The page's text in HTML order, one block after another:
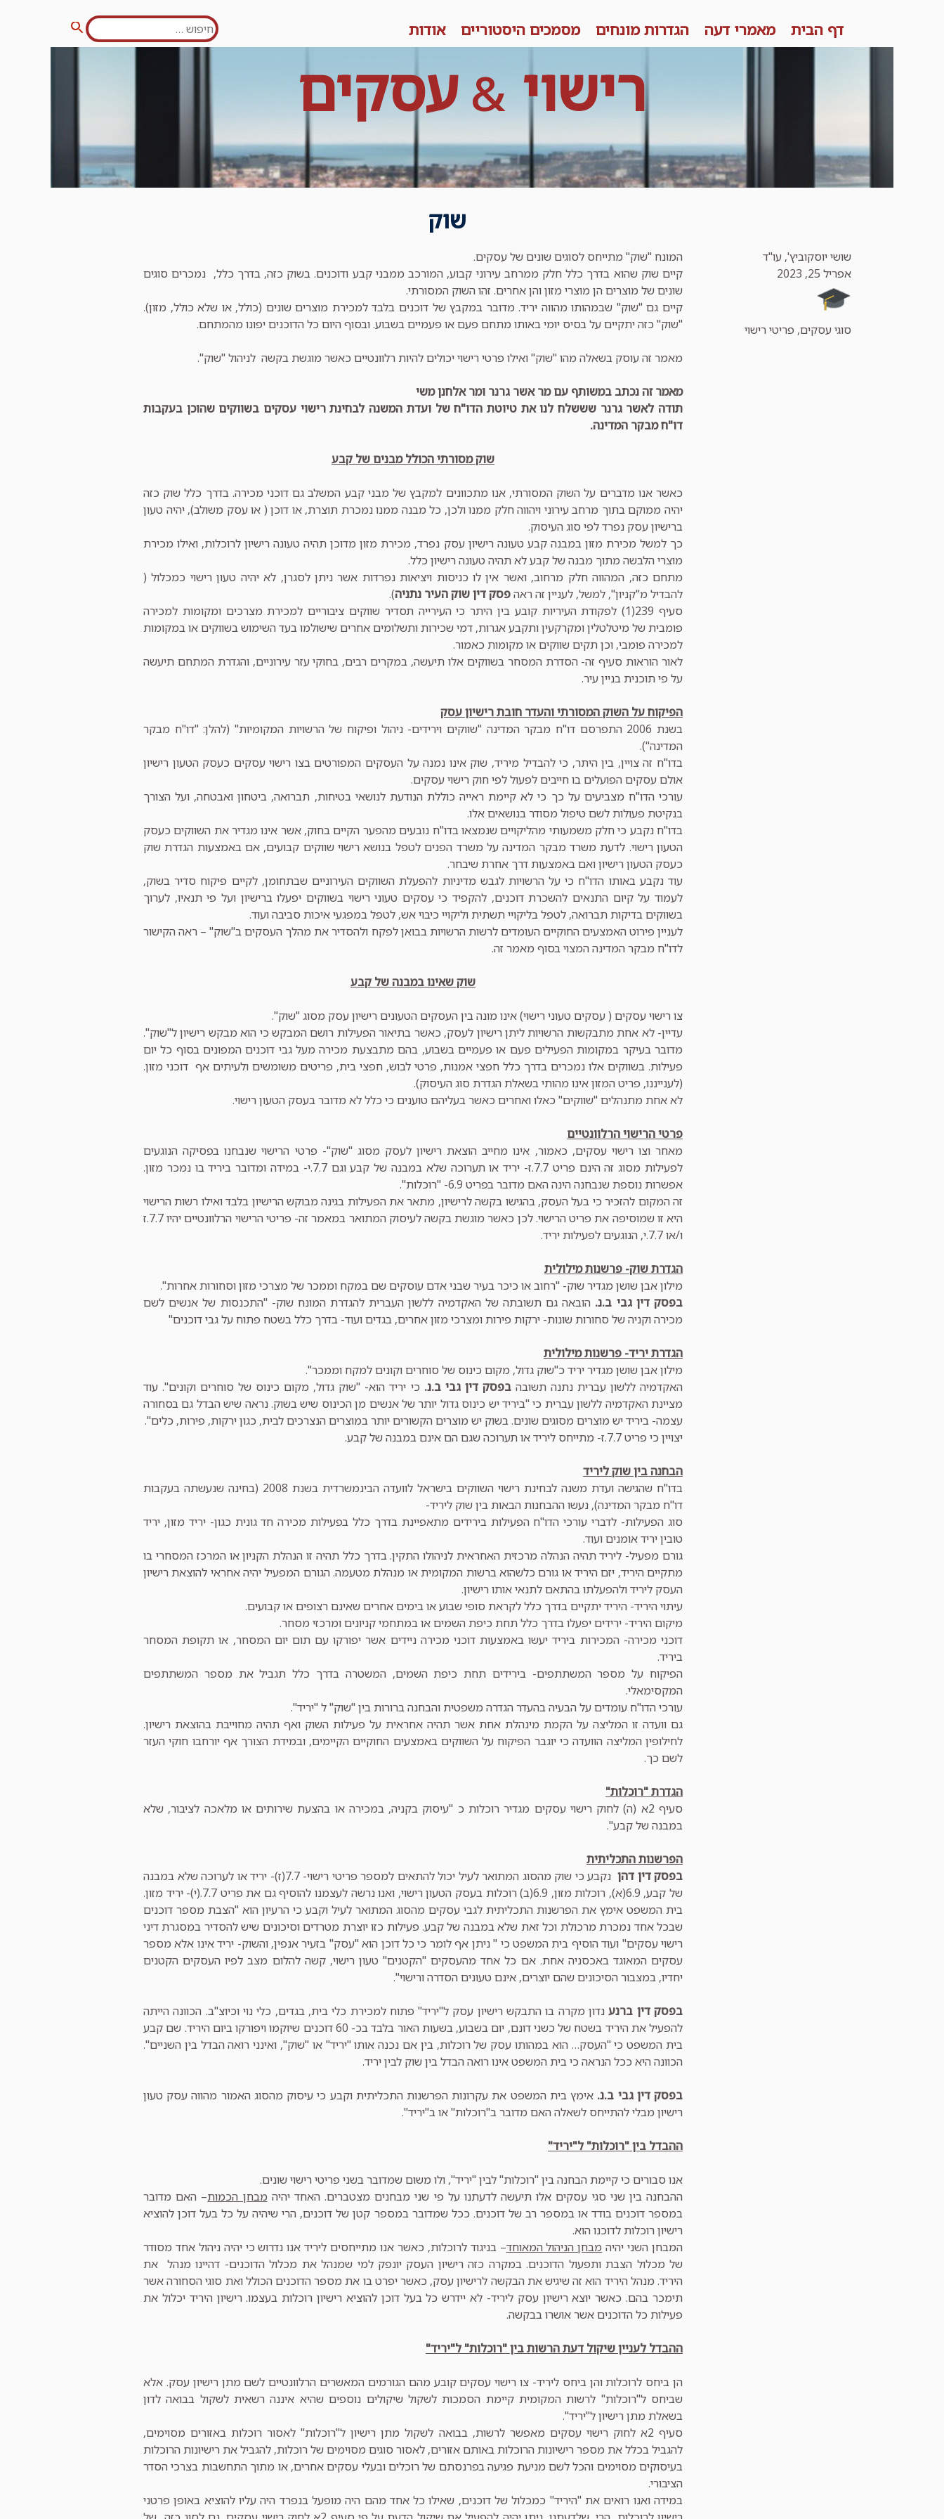
חפש:
חיפוש דף הבית מאמרי דעה הגדרות מונחים מסמכים היסטוריים אודות
רישוי&עסקים
שוק
שושי יוסקוביץ', עו"ד
אפריל 25, 2023
קטגוריות
סוגי עסקים, פריטי רישוי
המונח "שוק" מתייחס לסוגים שונים של עסקים.
קיים שוק שהוא בדרך כלל חלק ממרחב עירוני קבוע, המורכב ממבני קבע ודוכנים. בשוק כזה, בדרך כלל, נמכרים סוגים
שונים של מוצרים הן מוצרי מזון והן אחרים. זהו השוק המסורתי.
קיים גם "שוק" שבמהותו מהווה יריד. מדובר במקבץ של דוכנים בלבד למכירת מוצרים שונים (כולל, או שלא כולל, מזון).
"שוק" כזה יתקיים על בסיס יומי באותו מתחם פעם או פעמיים בשבוע. ובסוף היום כל הדוכנים יפונו מהמתחם.
מאמר זה עוסק בשאלה מהו "שוק" ואילו פרטי רישוי יכולים להיות רלוונטיים כאשר מוגשת בקשה לניהול "שוק".
מאמר זה נכתב במשותף עם מר אשר גרנר ומר אלחנן משי
תודה לאשר גרנר שששלח לנו את טיוטת הדו"ח של ועדת המשנה לבחינת רישוי עסקים בשווקים שהוכן בעקבות
דו"ח מבקר המדינה.
שוק מסורתי הכולל מבנים של קבע
כאשר אנו מדברים על השוק המסורתי, אנו מתכוונים למקבץ של מבני קבע המשלב גם דוכני מכירה. בדרך כלל שוק כזה
יהיה ממוקם בתוך מרחב עירוני ויהווה חלק ממנו ולכן, כל מבנה ממנו נמכרת תוצרת, או דוכן ( או עסק משולב), יהיה טעון
ברישיון עסק נפרד לפי סוג העיסוק.
כך למשל מכירת מזון במבנה קבע טעונה רישיון עסק נפרד, מכירת מזון מדוכן תהיה טעונה רישיון לרוכלות, ואילו מכירת
מוצרי הלבשה מתוך מבנה של קבע לא תהיה טעונה רישיון כלל.
מתחם כזה, המהווה חלק מרחוב, ואשר אין לו כניסות ויציאות נפרדות אשר ניתן לסגרן, לא יהיה טעון רישוי כמכלול (
להבדיל מ"קניון", למשל, לעניין זה ראהפסק דין שוק העיר נתניה).
סעיף 239(1) לפקודת העיריות קובע בין היתר כי העירייה תסדיר שווקים ציבוריים למכירת מצרכים ומקומות למכירה
פומבית של מיטלטלין ומקרקעין ותקבע אגרות, דמי שכירות ותשלומים אחרים שישולמו בעד השימוש בשווקים או במקומות
למכירה פומבי, וכן תקים שווקים או מקומות כאמור.
לאור הוראות סעיף זה- הסדרת המסחר בשווקים אלו תיעשה, במקרים רבים, בחוקי עזר עירוניים, והגדרת המתחם תיעשה
על פי תוכנית בניין עיר.
הפיקוח על השוק המסורתי והעדר חובת רישיון עסק
בשנת 2006 התפרסם דו"ח מבקר המדינה "שווקים וירידים- ניהול ופיקוח של הרשויות המקומיות" (להלן: "דו"ח מבקר
המדינה").
בדו"ח זה צויין, בין היתר, כי להבדיל מיריד, שוק אינו נמנה על העסקים המפורטים בצו רישוי עסקים כעסק הטעון רישיון
אולם עסקים הפועלים בו חייבים לפעול לפי חוק רישוי עסקים.
עורכי הדו"ח מצביעים על כך כי לא קיימת ראייה כוללת הנודעת לנושאי בטיחות, תברואה, ביטחון ואבטחה, ועל הצורך
בנקיטת פעולות לשם טיפול מסודר בנושאים אלו.
בדו"ח נקבע כי חלק משמעותי מהליקויים שנמצאו בדו"ח נובעים מהפער הקיים בחוק, אשר אינו מגדיר את השווקים כעסק
הטעון רישוי. לדעת משרד מבקר המדינה על משרד הפנים לטפל בנושא רישוי שווקים קבועים, אם באמצעות הגדרת שוק
כעסק הטעון רישיון ואם באמצעות דרך אחרת שיבחר.
עוד נקבע באותו הדו"ח כי על הרשויות לגבש מדיניות להפעלת השווקים העירוניים שבתחומן, לקיים פיקוח סדיר בשוק,
לעמוד על קיום התנאים להשכרת דוכנים, להקפיד כי עסקים טעוני רישוי בשווקים יפעלו ברישיון ועל פי תנאיו, לערוך
בשווקים בדיקות תברואה, לטפל בליקויי תשתית וליקויי כיבוי אש, לטפל במפגעי איכות סביבה ועוד.
לעניין פירוט האמצעים החוקיים העומדים לרשות הרשויות בבואן לפקח ולהסדיר את מהלך העסקים ב"שוק" – ראה הקישור
לדו"ח מבקר המדינה המצוי בסוף מאמר זה.
שוק שאינו במבנה של קבע
צו רישוי עסקים ( עסקים טעוני רישוי) אינו מונה בין העסקים הטעונים רישיון עסק מסוג "שוק".
עדיין- לא אחת מתבקשות הרשויות ליתן רישיון לעסק, כאשר בתיאור הפעילות רושם המבקש כי הוא מבקש רישיון ל"שוק".
מדובר בעיקר במקומות הפעילים פעם או פעמיים בשבוע, בהם מתבצעת מכירה מעל גבי דוכנים המפונים בסוף כל יום
פעילות. בשווקים אלו נמכרים בדרך כלל חפצי אמנות, פרטי לבוש, חפצי בית, פריטים משומשים ולעיתים אף דוכני מזון.
(לענייננו, פריט המזון אינו מהותי בשאלת הגדרת סוג העיסוק).
לא אחת מתנהלים "שווקים" כאלו ואחרים כאשר בעליהם טוענים כי כלל לא מדובר בעסק הטעון רישוי.
פרטי הרישוי הרלוונטיים
מאחר וצו רישוי עסקים, כאמור, אינו מחייב הוצאת רישיון לעסק מסוג "שוק"- פרטי הרישוי שנבחנו בפסיקה הנוגעים
לפעילות מסוג זה הינם פריט 7.7.ז- יריד או תערוכה שלא במבנה של קבע וגם 7.7.י- במידה ומדובר ביריד בו נמכר מזון.
אפשרות נוספת שנבחנה הינה האם מדובר בפריט 6.9- "רוכלות".
זה המקום להזכיר כי בעל העסק, בהגישו בקשה לרישיון, מתאר את הפעילות בגינה מבוקש הרישיון בלבד ואילו רשות הרישוי
היא זו שמוסיפה את פריט הרישוי. לכן כאשר מוגשת בקשה לעיסוק המתואר במאמר זה- פריטי הרישוי הרלוונטיים יהיו 7.7.ז
ו/או 7.7.י, הנוגעים לפעילות יריד.
הגדרת שוק- פרשנות מילולית
מילון אבן שושן מגדיר שוק- "רחוב או כיכר בעיר שבני אדם עוסקים שם במקח וממכר של מצרכי מזון וסחורות אחרות".
בפסק דין גבי ב.נ. הובאה גם תשובתה של האקדמיה ללשון העברית להגדרת המונח שוק- "התכנסות של אנשים לשם
מכירה וקניה של סחורות שונות- ירקות פירות ומצרכי מזון אחרים, בגדים ועוד- בדרך כלל בשטח פתוח על גבי דוכנים"
הגדרת יריד- פרשנות מילולית
מילון אבן שושן מגדיר יריד כ"שוק גדול, מקום כינוס של סוחרים וקונים למקח וממכר".
האקדמיה ללשון עברית נתנה תשובהבפסק דין גבי ב.נ. כי יריד הוא- "שוק גדול, מקום כינוס של סוחרים וקונים". עוד
מציינת האקדמיה ללשון עברית כי "ביריד יש כינוס גדול יותר של אנשים מן הכינוס שיש בשוק. נראה שיש הבדל גם בסחורה
עצמה- ביריד יש מוצרים מסוגים שונים. בשוק יש מוצרים הקשורים יותר במוצרים הנצרכים לבית, כגון ירקות, פירות, כלים".
יצויין כי פריט 7.7.ז- מתייחס ליריד או תערוכה שגם הם אינם במבנה של קבע.
הבחנה בין שוק ליריד
בדו"ח שהגישה ועדת משנה לבחינת רישוי השווקים בישראל לוועדה הבינמשרדית בשנת 2008 (בחינה שנעשתה בעקבות
דו"ח מבקר המדינה), נעשו ההבחנות הבאות בין שוק ליריד-
סוג הפעילות- לדברי עורכי הדו"ח הפעילות בירידים מתאפיינת בדרך כלל בפעילות מכירה חד גונית כגון- יריד מזון, יריד
טובין יריד אומנים ועוד.
גורם מפעיל- ליריד תהיה הנהלה מרכזית האחראית לניהולו התקין. בדרך כלל תהיה זו הנהלת הקניון או המרכז המסחרי בו
מתקיים היריד, יזם היריד או גורם כלשהוא ברשות המקומית או מנהלת מטעמה. הגורם המפעיל יהיה אחראי להוצאת רישיון
העסק ליריד ולהפעלתו בהתאם לתנאי אותו רישיון.
עיתוי היריד- היריד יתקיים בדרך כלל לקראת סופי שבוע או בימים אחרים שאינם רצופים או קבועים.
מיקום היריד- ירידים יפעלו בדרך כלל תחת כיפת השמים או במתחמי קניונים ומרכזי מסחר.
דוכני מכירה- המכירות ביריד יעשו באמצעות דוכני מכירה ניידים אשר יפורקו עם תום יום המסחר, או תקופת המסחר
ביריד.
הפיקוח על מספר המשתתפים- בירידים תחת כיפת השמים, המשטרה בדרך כלל תגביל את מספר המשתתפים
המקסימאלי.
עורכי הדו"ח עומדים על הבעיה בהעדר הגדרה משפטית והבחנה ברורות בין "שוק" ל "יריד".
גם וועדה זו המליצה על הקמת מינהלת אחת אשר תהיה אחראית על פעילות השוק ואף תהיה מחוייבת בהוצאת רישיון.
לחילופין המליצה הוועדה כי יוגבר הפיקוח על השווקים באמצעים החוקיים הקיימים, ובמידת הצורך אף יורחבו חוקי העזר
לשם כך.
הגדרת "רוכלות"
סעיף 2א (ה) לחוק רישוי עסקים מגדיר רוכלות כ "עיסוק בקניה, במכירה או בהצעת שירותים או מלאכה לציבור, שלא
במבנה של קבע".
הפרשנות התכליתית
בפסק דין דהן
נקבע כי שוק מהסוג המתואר לעיל יכול להתאים למספר פריטי רישוי- 7.7(ז)- יריד או לערוכה שלא במבנה
של קבע, 6.9(א), רוכלות מזון, 6.9(ב) רוכלות בעסק הטעון רישוי, ואנו נרשה לעצמנו להוסיף גם את פריט 7.7.(י)- יריד מזון.
בית המשפט אימץ את הפרשנות התכליתית לגבי עסקים מהסוג המתואר לעיל וקבע כי הרעיון הוא "הצבת מספר דוכנים
שבכל אחד נמכרת מרכולת וכל זאת שלא במבנה של קבע. פעילות כזו יוצרת מטרדים וסיכונים שיש להסדיר במסגרת דיני
רישוי עסקים" ועוד הוסיף בית המשפט כי " ניתן אף לומר כי כל דוכן הוא "עסק" בזעיר אנפין, והשוק- יריד אינו אלא מספר
עסקים המאוגד באכסניה אחת. אם כל אחד מהעסקים "הקטנים" טעון רישוי, קשה להלום מצב לפיו העסקים הקטנים
יחדיו, במצבור הסיכונים שהם יוצרים, אינם טעונים הסדרה ורישוי".
בפסק דין ברנע נדון מקרה בו התבקש רישיון עסק ל"יריד" פתוח למכירת כלי בית, בגדים, כלי נוי וכיוצ"ב. הכוונה הייתה
להפעיל את היריד בשטח של כשני דונם, יום בשבוע, בשעות האור בלבד בכ- 60 דוכנים שיוקמו ויפורקו ביום היריד. שם קבע
בית המשפט כי "העסק… הוא במהותו עסק של רוכלות, בין אם נכנה אותו "יריד" או "שוק", ואינני רואה הבדל בין השניים".
הכוונה היא ככל הנראה כי בית המשפט אינו רואה הבדל בין שוק לבין יריד.
בפסק דין גבי ב.נ. אימץ בית המשפט את עקרונות הפרשנות התכליתית וקבע כי עיסוק מהסוג האמור מהווה עסק טעון
רישיון מבלי להתייחס לשאלה האם מדובר ב"רוכלות" או ב"יריד".
ההבדל בין "רוכלות" ל"יריד"
אנו סבורים כי קיימת הבחנה בין "רוכלות" לבין "יריד", ולו משום שמדובר בשני פריטי רישוי שונים.
ההבחנה בין שני סגי עסקים אלו תיעשה לדעתנו על פי שני מבחנים מצטברים. האחד יהיה מבחן הכמות– האם מדובר
במספר דוכנים בודד או במספר רב של דוכנים. ככל שמדובר במספר קטן של דוכנים, הרי שיהיה על כל בעל דוכן להוציא
רישיון רוכלות לדוכנו הוא.
המבחן השני יהיה מבחן הניהול המאוחד– בניגוד לרוכלות, כאשר אנו מתייחסים ליריד אנו נדרוש כי יהיה ניהול אחד מסודר
של מכלול הצבת ותפעול הדוכנים. במקרה כזה רישיון העסק יונפק למי שמנהל את מכלול הדוכנים- דהיינו מנהל את
היריד. מנהל היריד הוא זה שיגיש את הבקשה לרישיון עסק, כאשר יפרט בו את מספר הדוכנים הכולל ואת סוגי הסחורה אשר
תימכר בהם. כאשר יוצא רישיון עסק ליריד- לא יידרש כל בעל דוכן להוציא רישיון רוכלות בעצמו. רישיון היריד יכלול את
פעילות כל הדוכנים אשר אושרו בבקשה.
ההבדל לעניין שיקול דעת הרשות בין "רוכלות" ל"יריד"
הן ביחס לרוכלות והן ביחס ליריד- צו רישוי עסקים קובע מהם הגורמים המאשרים הרלוונטיים לשם מתן רישיון עסק. אלא
שביחס ל"רוכלות" לרשות המקומית קיימת הסמכות לשקול שיקולים נוספים שהיא איננה רשאית לשקול בבואה לדון
בשאלת מתן רישיון ל"יריד".
סעיף 2א לחוק רישוי עסקים מאפשר לרשות, בבואה לשקול מתן רישיון ל"רוכלות" לאסור רוכלות באזורים מסוימים,
להגביל בכלל את מספר רישיונות הרוכלות באותם אזורים, לאסור סוגים מסוימים של רוכלות, להגביל את רישיונות הרוכלות
בעיסוקים מסוימים והכל לשם מניעת פגיעה בפרנסתם של רוכלים ובעלי עסקים אחרים, או מתוך התחשבות בצרכי הסדר
הציבורי.
במידה ואנו רואים את "היריד" כמכלול של דוכנים, שאילו כל אחד מהם היה מופעל בנפרד היה עליו להוציא באופן פרטני